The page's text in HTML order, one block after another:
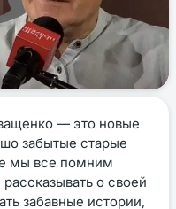
— это новые
забытые старые
мы все помним
о своей
забавные истории,